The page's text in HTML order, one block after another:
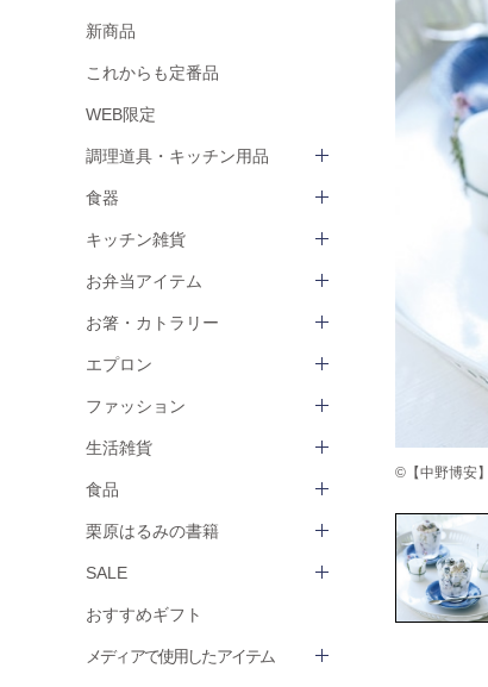
新商品
これからも定番品
WEB限定
調理道具・キッチン用品
食器
キッチン雑貨
お弁当アイテム
お箸・カトラリー
エプロン
ファッション
生活雑貨
食品
栗原はるみの書籍
SALE
おすすめギフト
メディアで使用したアイテム
©【中野博安